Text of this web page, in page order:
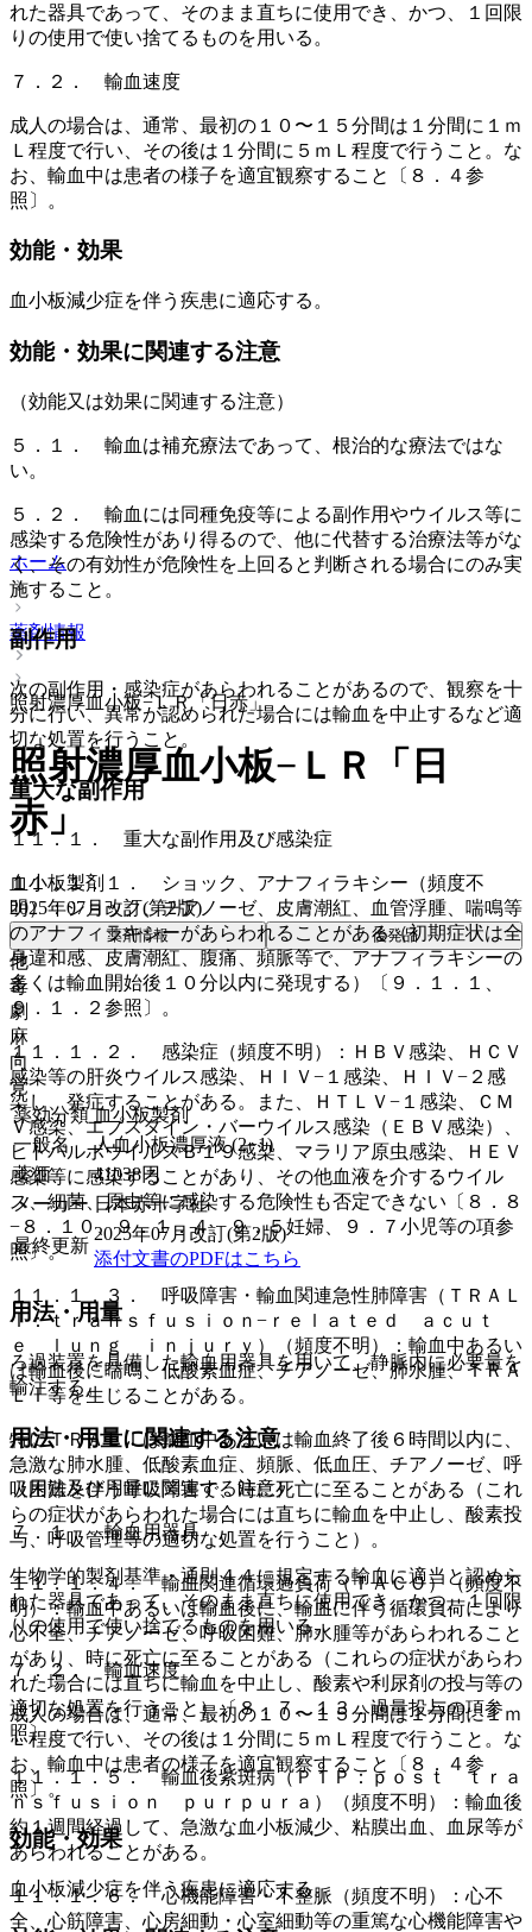
れた器具であって、そのまま直ちに使用でき、かつ、１回限
りの使用で使い捨てるものを用いる。
７．２． 輸血速度
成人の場合は、通常、最初の１０〜１５分間は１分間に１ｍ
Ｌ程度で行い、その後は１分間に５ｍＬ程度で行うこと。な
お、輸血中は患者の様子を適宜観察すること〔８．４参
照〕。
効能・効果
血小板減少症を伴う疾患に適応する。
効能・効果に関連する注意
（効能又は効果に関連する注意）
５．１． 輸血は補充療法であって、根治的な療法ではな
い。
５．２． 輸血には同種免疫等による副作用やウイルス等に
感染する危険性があり得るので、他に代替する治療法等がな
く、その有効性が危険性を上回ると判断される場合にのみ実
施すること。
副作用
次の副作用・感染症があらわれることがあるので、観察を十
分に行い、異常が認められた場合には輸血を中止するなど適
切な処置を行うこと。
重大な副作用
１１．１． 重大な副作用及び感染症
１１．１．１． ショック、アナフィラキシー（頻度不
明）：ショック、チアノーゼ、皮膚潮紅、血管浮腫、喘鳴等
のアナフィラキシーがあらわれることがある（初期症状は全
身違和感、皮膚潮紅、腹痛、頻脈等で、アナフィラキシーの
多くは輸血開始後１０分以内に発現する）〔９．１．１、
９．１．２参照〕。
１１．１．２． 感染症（頻度不明）：ＨＢＶ感染、ＨＣＶ
感染等の肝炎ウイルス感染、ＨＩＶ−１感染、ＨＩＶ−２感
染し、発症することがある。また、ＨＴＬＶ−１感染、ＣＭ
Ｖ感染、エプスタイン・バーウイルス感染（ＥＢＶ感染）、
ヒトパルボウイルスＢ１９感染、マラリア原虫感染、ＨＥＶ
感染等に感染することがあり、その他血液を介するウイル
ス、細菌、原虫等に感染する危険性も否定できない〔８．８
−８．１０、９．１．４、９．５妊婦、９．７小児等の項参
照〕。
１１．１．３． 呼吸障害・輸血関連急性肺障害（ＴＲＡＬ
Ｉ：ｔｒａｎｓｆｕｓｉｏｎ−ｒｅｌａｔｅｄ ａｃｕｔ
ｅ ｌｕｎｇ ｉｎｊｕｒｙ）（頻度不明）：輸血中あるい
は輸血後に喘鳴、低酸素血症、チアノーゼ、肺水腫、ＴＲＡ
ＬＩ等を生じることがある。
特にＴＲＡＬＩは輸血中あるいは輸血終了後６時間以内に、
急激な肺水腫、低酸素血症、頻脈、低血圧、チアノーゼ、呼
吸困難を伴う呼吸障害で、時に死亡に至ることがある（これ
らの症状があらわれた場合には直ちに輸血を中止し、酸素投
与、呼吸管理等の適切な処置を行うこと）。
１１．１．４． 輸血関連循環過負荷（ＴＡＣＯ）（頻度不
明）：輸血中あるいは輸血後に、輸血に伴う循環負荷により
心不全、チアノーゼ、呼吸困難、肺水腫等があらわれること
があり、時に死亡に至ることがある（これらの症状があらわ
れた場合には直ちに輸血を中止し、酸素や利尿剤の投与等の
適切な処置を行うこと）〔８．７、１３．過量投与の項参
照〕。
１１．１．５． 輸血後紫斑病（ＰＴＰ：ｐｏｓｔ ｔｒａ
ｎｓｆｕｓｉｏｎ ｐｕｒｐｕｒａ）（頻度不明）：輸血後
約１週間経過して、急激な血小板減少、粘膜出血、血尿等が
あらわれることがある。
１１．１．６． 心機能障害・不整脈（頻度不明）：心不
全、心筋障害、心房細動・心室細動等の重篤な心機能障害や
ホーム
薬剤情報
照射濃厚血小板−ＬＲ「日赤」
照射濃厚血小板−ＬＲ「日
赤」
血小板製剤
2025年07月改訂(第2版)
薬剤情報 後発品
他
毒
劇
麻
向
覚
薬効分類 血小板製剤
一般名
人血小板濃厚液 (2−1)
薬価
41038円
メーカー 日本赤十字社
最終更新
2025年07月改訂(第2版)
添付文書のPDFはこちら
用法・用量
ろ過装置を具備した輸血用器具を用いて、静脈内に必要量を
輸注する。
用法・用量に関連する注意
（用法及び用量に関連する注意）
７．１． 輸血用器具
生物学的製剤基準・通則４４に規定する輸血に適当と認めら
れた器具であって、そのまま直ちに使用でき、かつ、１回限
りの使用で使い捨てるものを用いる。
７．２． 輸血速度
成人の場合は、通常、最初の１０〜１５分間は１分間に１ｍ
Ｌ程度で行い、その後は１分間に５ｍＬ程度で行うこと。な
お、輸血中は患者の様子を適宜観察すること〔８．４参
照〕。
効能・効果
血小板減少症を伴う疾患に適応する。